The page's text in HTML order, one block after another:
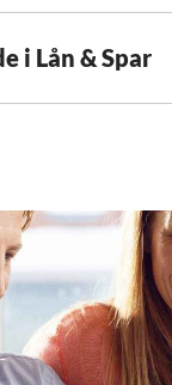
i Lån & Spar